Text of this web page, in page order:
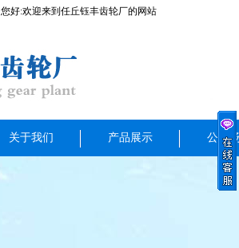
您好:欢迎来到任丘钰丰齿轮厂的网站
关于我们 产品展示 公司